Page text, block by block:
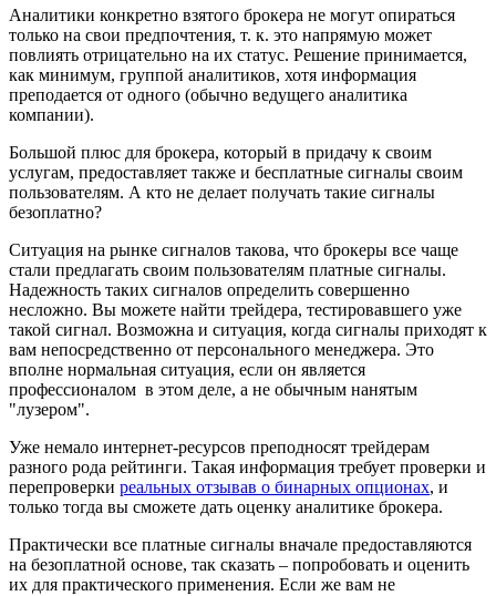
Аналитики конкретно взятого брокера не могут опираться
только на свои предпочтения, т. к. это напрямую может
повлиять отрицательно на их статус. Решение принимается,
как минимум, группой аналитиков, хотя информация
преподается от одного (обычно ведущего аналитика
компании).
Большой плюс для брокера, который в придачу к своим
услугам, предоставляет также и бесплатные сигналы своим
пользователям. А кто не делает получать такие сигналы
безоплатно?
Ситуация на рынке сигналов такова, что брокеры все чаще
стали предлагать своим пользователям платные сигналы.
Надежность таких сигналов определить совершенно
несложно. Вы можете найти трейдера, тестировавшего уже
такой сигнал. Возможна и ситуация, когда сигналы приходят к
вам непосредственно от персонального менеджера. Это
вполне нормальная ситуация, если он является
профессионалом в этом деле, а не обычным нанятым
"лузером".
Уже немало интернет-ресурсов преподносят трейдерам
разного рода рейтинги. Такая информация требует проверки и
перепроверки реальных отзывав о бинарных опционах, и
только тогда вы сможете дать оценку аналитике брокера.
Практически все платные сигналы вначале предоставляются
на безоплатной основе, так сказать – попробовать и оценить
их для практического применения. Если же вам не